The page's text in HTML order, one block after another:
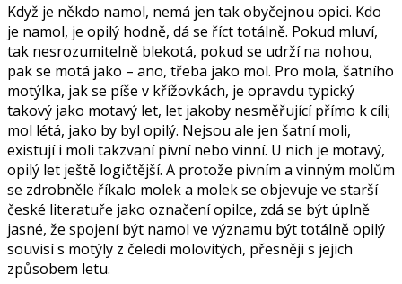
Když je někdo namol, nemá jen tak obyčejnou opici. Kdo
je namol, je opilý hodně, dá se říct totálně. Pokud mluví,
tak nesrozumitelně blekotá, pokud se udrží na nohou,
pak se motá jako – ano, třeba jako mol. Pro mola, šatního
motýlka, jak se píše v křížovkách, je opravdu typický
takový jako motavý let, let jakoby nesměřující přímo k cíli;
mol létá, jako by byl opilý. Nejsou ale jen šatní moli,
existují i moli takzvaní pivní nebo vinní. U nich je motavý,
opilý let ještě logičtější. A protože pivním a vinným molům
se zdrobněle říkalo molek a molek se objevuje ve starší
české literatuře jako označení opilce, zdá se být úplně
jasné, že spojení být namol ve významu být totálně opilý
souvisí s motýly z čeledi molovitých, přesněji s jejich
způsobem letu.